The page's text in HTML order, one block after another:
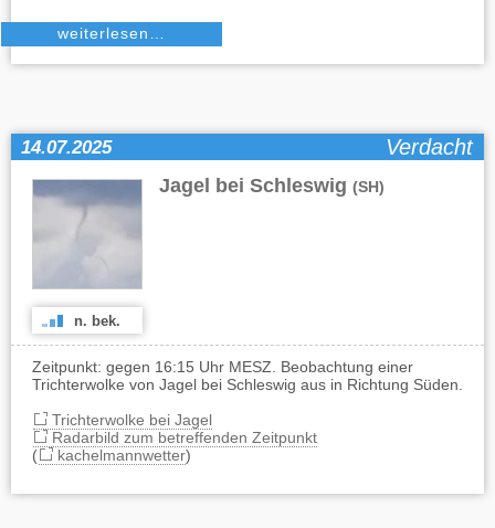
weiterlesen…
14.07.2025 Verdacht
Jagel bei Schleswig (SH)
n. bek.
Zeitpunkt: gegen 16:15 Uhr MESZ. Beobachtung einer
Trichterwolke von Jagel bei Schleswig aus in Richtung Süden.
Trichterwolke bei Jagel
Radarbild zum betreffenden Zeitpunkt
(
kachelmannwetter)